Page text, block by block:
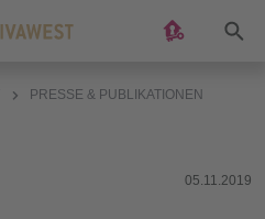
PRESSE & PUBLIKATIONEN
05.11.2019